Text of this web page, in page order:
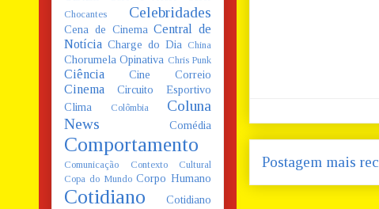
Postagem mais
Chocantes
Celebridades
Cena de Cinema Central de
Notícia Charge do Dia China
Chorumela Opinativa Chris Punk
Ciência Cine Correio
Cinema
Circuito Esportivo
Clima
Colômbia
Coluna
News
Comédia
Comportamento
Comunicação
Contexto Cultural
Copa do Mundo Corpo Humano
Cotidiano
Cotidiano